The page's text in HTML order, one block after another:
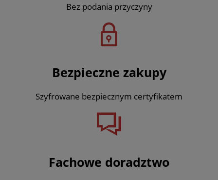
Bez podania przyczyny
Bezpieczne zakupy
Szyfrowane bezpiecznym certyfikatem
Fachowe doradztwo